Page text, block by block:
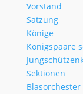
Vorstand
Satzung
Könige
Königspaare
Sektionen
Blasorchester